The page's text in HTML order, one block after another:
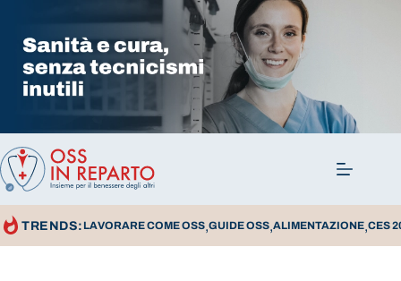
TRENDS: LAVORARE COME OSS,GUIDE OSS,ALIMENTAZIONE,CES